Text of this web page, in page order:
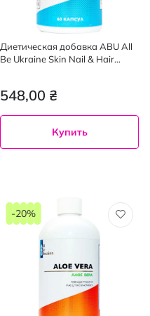
Диетическая добавка ABU All
Be Ukraine Skin Nail & Hair
548,00 ₴
Купить
-20%